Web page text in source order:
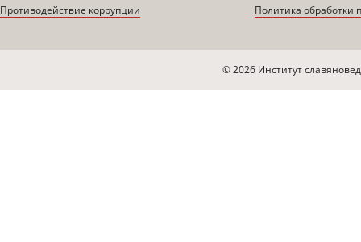
Противодействие коррупции Политика обработки
© 2026 Институт